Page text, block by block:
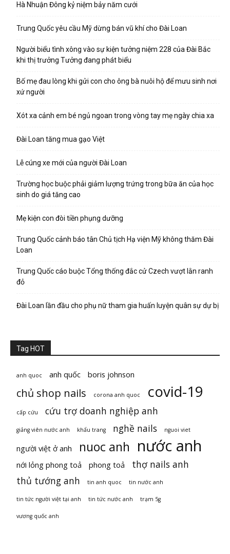
Hà Nhuận Đông kỷ niệm bảy năm cưới
Trung Quốc yêu cầu Mỹ dừng bán vũ khí cho Đài Loan
Người biểu tình xông vào sự kiện tưởng niệm 228 của Đài Bắc
khi thị trưởng Tưởng đang phát biểu
Bố mẹ đau lòng khi gửi con cho ông bà nuôi hộ để mưu sinh nơi
xứ người
Xót xa cảnh em bé ngủ ngoan trong vòng tay mẹ ngày chia xa
Đài Loan tăng mua gạo Việt
Lễ cúng xe mới của người Đài Loan
Trường học buộc phải giảm lượng trứng trong bữa ăn của học
sinh do giá tăng cao
Mẹ kiện con đòi tiền phụng dưỡng
Trung Quốc cảnh báo tân Chủ tịch Hạ viện Mỹ không thăm Đài
Loan
Trung Quốc cáo buộc Tổng thống đắc cử Czech vượt lằn ranh
đỏ
Đài Loan lần đầu cho phụ nữ tham gia huấn luyện quân sự dự bị
Tag HOT
anh quoc anh quốc boris johnson
chủ shop nails corona anh quoc covid-19
cấp cứu cứu trợ doanh nghiệp anh
giảng viên nước anh khẩu trang nghề nails nguoi viet
người việt ở anh nuoc anh nước anh
nới lỏng phong toả phong toả
thợ nails anh
thủ tướng anh
tin anh quoc tin nước anh
tin tức người việt tại anh tin tức nước anh trạm 5g
vương quốc anh